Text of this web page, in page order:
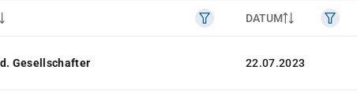
DATUM
Gesellschafter 22.07.2023